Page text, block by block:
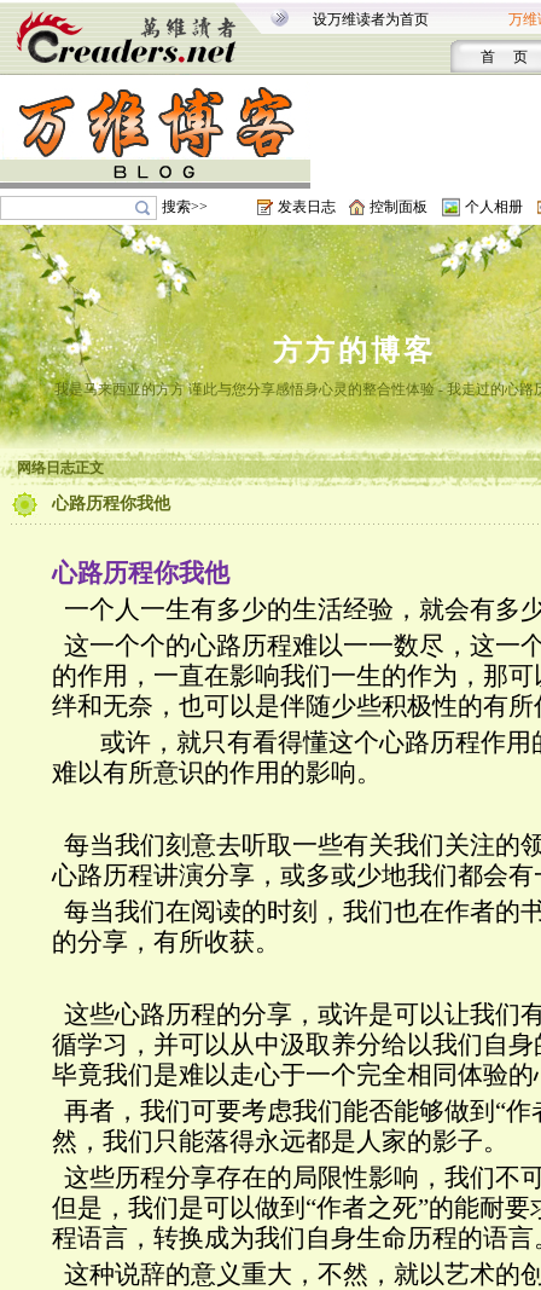
设万维读者为首页 万维
首 页
搜索>> 发表日志 控制面板 个人相册
方方的博客
我是马来西亚的方方 谨此与您分享感悟身心灵的整合性体验 - 我走过的心路
网络日志正文
心路历程你我他
心路历程你我他
一个人一生有多少的生活经验，就会有多
这一个个的心路历程难以一一数尽，这一
的作用，一直在影响我们一生的作为，那
绊和无奈，也可以是伴随少些积极性的有所
或许，就只有看得懂这个心路历程作用
难以有所意识的作用的影响。
每当我们刻意去听取一些有关我们关注的
心路历程讲演分享，或多或少地我们都会
每当我们在阅读的时刻，我们也在作者的
的分享，有所收获。
这些心路历程的分享，或许是可以让我们
循学习，并可以从中汲取养分给以我们自
毕竟我们是难以走心于一个完全相同体验
再者，我们可要考虑我们能否能够做到“作
然，我们只能落得永远都是人家的影子。
这些历程分享存在的局限性影响，我们不
但是，我们是可以做到“作者之死”的能耐
程语言，转换成为我们自身生命历程的语言
这种说辞的意义重大，不然，就以艺术的